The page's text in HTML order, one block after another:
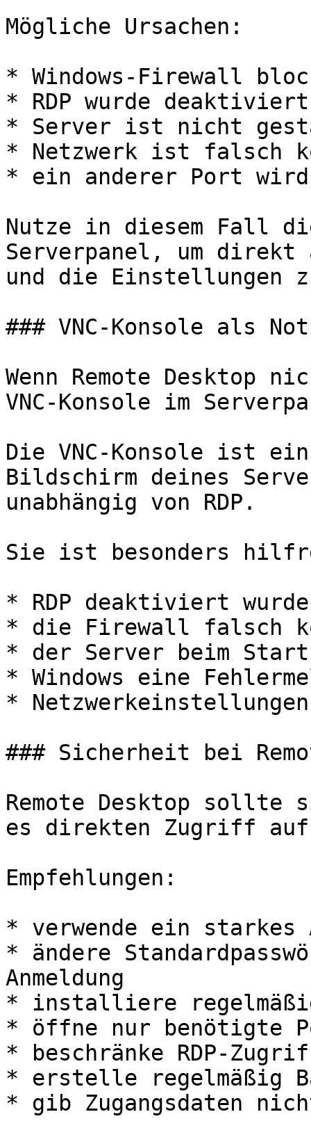
Mögliche Ursachen:
* Windows-Firewall
* RDP wurde deaktiviert
* Server ist nicht
* Netzwerk ist falsch
* ein anderer Port wird
Nutze in diesem Fall
Serverpanel, um direkt
und die Einstellungen
### VNC-Konsole als
Wenn Remote
VNC-Konsole im
Die VNC-Konsole ist
Bildschirm deines
unabhängig von RDP.
Sie ist besonders
* RDP deaktiviert wurde
* die Firewall falsch
* der Server beim
* Windows eine
*
### Sicherheit bei
Remote Desktop sollte
es direkten Zugriff auf
Empfehlungen:
* verwende ein starkes
* ändere
Anmeldung
* installiere regelmäßig
* öffne nur benötigte
* beschränke RDP-
* erstelle regelmäßig
* gib Zugangsdaten